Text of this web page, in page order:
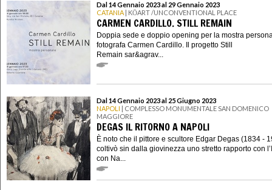
Dal 14 Gennaio 2023 al 29 Gennaio 2023
CATANIA | KŌART /UNCONVENTIONAL PLACE
CARMEN CARDILLO. STILL REMAIN
Doppia sede e doppio opening per la mostra
fotografa Carmen Cardillo. Il progetto Still
Remain sar&agrav...
Dal 14 Gennaio 2023 al 25 Giugno 2023
NAPOLI | COMPLESSO MONUMENTALE SAN DOMENICO
MAGGIORE
DEGAS IL RITORNO A NAPOLI
È noto che il pittore e scultore Edgar Degas (1834 -
coltivò sin dalla giovinezza uno stretto rapporto con
con Na...